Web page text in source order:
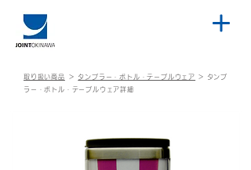
取り扱い商品 ＞ タンブラー・ボトル・テーブルウェア ＞
タンブ
ラー・ボトル・テーブルウェア詳細